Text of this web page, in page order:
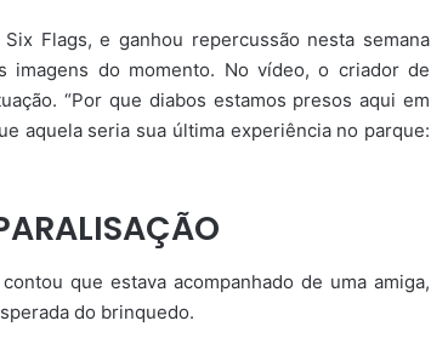
Flags, e ganhou repercussão nesta semana
imagens do momento. No vídeo, o criador de
“Por que diabos estamos presos aqui em
aquela seria sua última experiência no parque:
que estava acompanhado de uma amiga,
do brinquedo.